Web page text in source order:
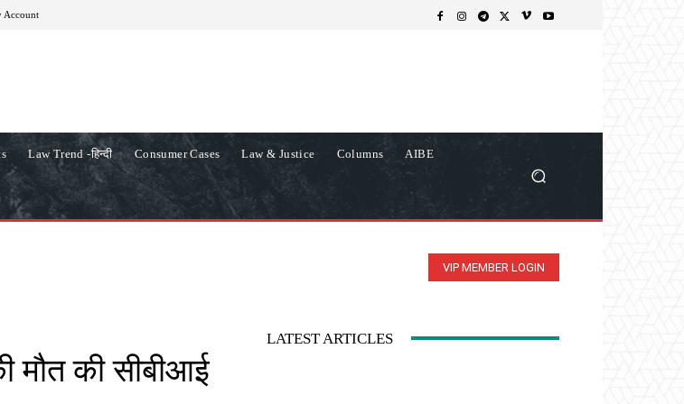
Account
Law Trend -हिन्दी Consumer Cases Law & Justice Columns AIBE
VIP MEMBER LOGIN
मौत की सीबीआई
LATEST ARTICLES